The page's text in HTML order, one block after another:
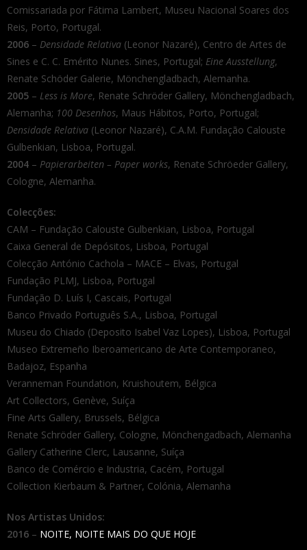
Comissariada por Fátima Lambert, Museu Nacional Soares dos
Reis, Porto, Portugal.
2006 – Densidade Relativa (Leonor Nazaré), Centro de Artes de
Sines e C. C. Emérito Nunes. Sines, Portugal; Eine Ausstellung,
Renate Schöder Galerie, Mönchengladbach, Alemanha.
2005 – Less is More, Renate Schröder Gallery, Mönchengladbach,
Alemanha; 100 Desenhos, Maus Hábitos, Porto, Portugal;
Densidade Relativa (Leonor Nazaré), C.A.M. Fundação Calouste
Gulbenkian, Lisboa, Portugal.
2004 – Papierarbeiten – Paper works, Renate Schröeder Gallery,
Cologne, Alemanha.
Colecções:
CAM – Fundação Calouste Gulbenkian, Lisboa, Portugal
Caixa General de Depósitos, Lisboa, Portugal
Colecção António Cachola – MACE – Elvas, Portugal
Fundação PLMJ, Lisboa, Portugal
Fundação D. Luís I, Cascais, Portugal
Banco Privado Português S.A., Lisboa, Portugal
Museu do Chiado (Deposito Isabel Vaz Lopes), Lisboa, Portugal
Museo Extremeño Iberoamericano de Arte Contemporaneo,
Badajoz, Espanha
Veranneman Foundation, Kruishoutem, Bélgica
Art Collectors, Genève, Suíça
Fine Arts Gallery, Brussels, Bélgica
Renate Schröder Gallery, Cologne, Mönchengadbach, Alemanha
Gallery Catherine Clerc, Lausanne, Suíça
Banco de Comércio e Industria, Cacém, Portugal
Collection Kierbaum & Partner, Colónia, Alemanha
Nos Artistas Unidos:
2016 – NOITE, NOITE MAIS DO QUE HOJE